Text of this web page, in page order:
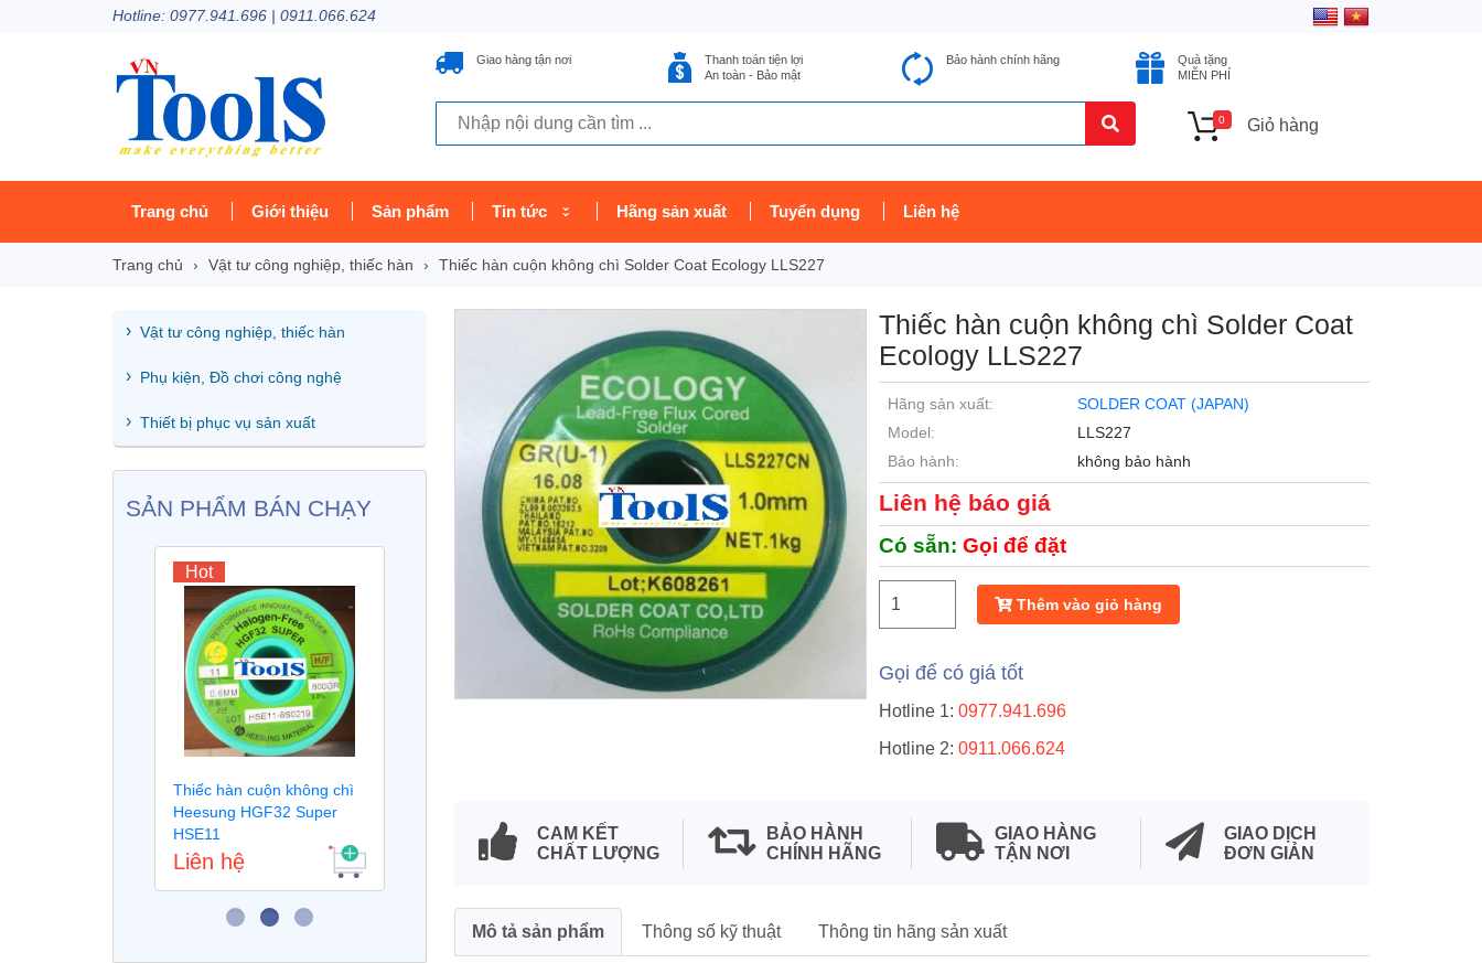
Hotline: 0977.941.696 | 0911.066.624
Giao hàng tận nơi
Thanh toán tiện lợi
An toàn - Bảo mật
Bảo hành chính hãng
Quà tặng
MIỄN PHÍ
0 Giỏ hàng
Trang chủ Giới thiệu Sản phẩm Tin tức Hãng sản xuất Tuyển dụng Liên hệ
Trang chủ Vật tư công nghiệp, thiếc hàn Thiếc hàn cuộn không chì Solder Coat Ecology LLS227
Thiếc hàn cuộn không chì Solder Coat
Ecology LLS227
Hãng sản xuất:
SOLDER COAT (JAPAN)
Model:
LLS227
Bảo hành:
không bảo hành
Liên hệ báo giá
Có sẵn: Gọi để đặt
Thêm vào giỏ hàng
Gọi để có giá tốt
Hotline 1: 0977.941.696
Hotline 2: 0911.066.624
CAM KẾT
CHẤT LƯỢNG
BẢO HÀNH
CHÍNH HÃNG
GIAO HÀNG
TẬN NƠI
GIAO DỊCH
ĐƠN GIẢN
Mô tả sản phẩm Thông số kỹ thuật Thông tin hãng sản xuất
Vật tư công nghiệp, thiếc hàn
Phụ kiện, Đồ chơi công nghệ
Thiết bị phục vụ sản xuất
SẢN PHẨM BÁN CHẠY
Hot
Thiếc hàn cuộn không chì
Heesung HGF32 Super
HSE11
Liên hệ
Hot
Liên hệ